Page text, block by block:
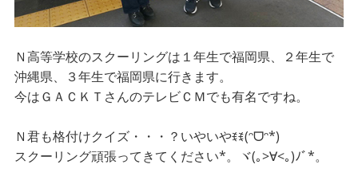
Ｎ高等学校のスクーリングは１年生で福岡県、２年生で
沖縄県、３年生で福岡県に行きます。
今はＧＡＣＫＴさんのテレビＣＭでも有名ですね。
Ｎ君も格付けクイズ・・・？いやいやꉂꉂ(ᵔᗜᵔ*)
スクーリング頑張ってきてください*。ヾ(｡>∀<｡)ﾉﾞ*。